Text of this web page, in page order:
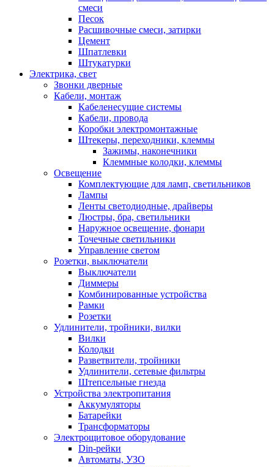
смеси
Песок
Расшивочные смеси, затирки
Цемент
Шпатлевки
Штукатурки
Электрика, свет
Звонки дверные
Кабели, монтаж
Кабеленесущие системы
Кабели, провода
Коробки электромонтажные
Штекеры, переходники, клеммы
Зажимы, наконечники
Клеммные колодки, клеммы
Освещение
Комплектующие для ламп, светильников
Лампы
Ленты светодиодные, драйверы
Люстры, бра, светильники
Наружное освещение, фонари
Точечные светильники
Управление светом
Розетки, выключатели
Выключатели
Диммеры
Комбинированные устройства
Рамки
Розетки
Удлинители, тройники, вилки
Вилки
Колодки
Разветвители, тройники
Удлинители, сетевые фильтры
Штепсельные гнезда
Устройства электропитания
Аккумуляторы
Батарейки
Трансформаторы
Электрощитовое оборудование
Din-рейки
Автоматы, УЗО